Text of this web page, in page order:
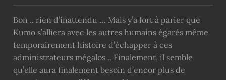
Bon .. rien d’inattendu … Mais y’a fort à parier que
Kumo s’alliera avec les autres humains égarés même
temporairement histoire d’échapper à ces
administrateurs mégalos .. Finalement, il semble
qu’elle aura finalement besoin d’encor plus de